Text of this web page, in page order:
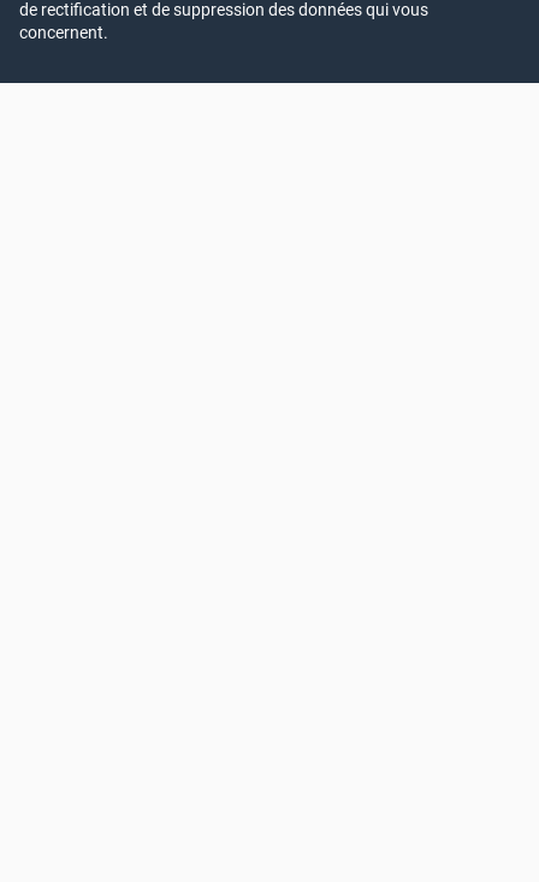
de rectification et de suppression des données qui vous
concernent.